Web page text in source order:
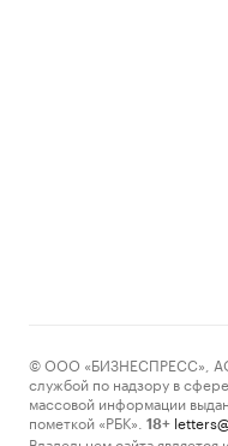
© ООО «БИЗНЕСПРЕСС», АО
службой по надзору в
массовой информации
пометкой «РБК».
18+